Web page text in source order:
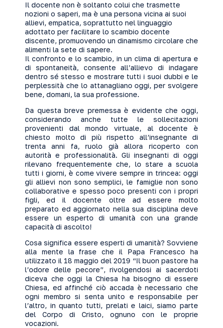
Il docente non è soltanto colui che trasmette
nozioni o saperi, ma è una persona vicina ai suoi
allievi, empatica, soprattutto nel linguaggio
adottato per facilitare lo scambio docente
discente, promuovendo un dinamismo circolare che
alimenti la sete di sapere.
Il confronto e lo scambio, in un clima di apertura e
di spontaneità, consente all’allievo di indagare
dentro sé stesso e mostrare tutti i suoi dubbi e le
perplessità che lo attanagliano oggi, per svolgere
bene, domani, la sua professione.
Da questa breve premessa è evidente che oggi,
considerando anche tutte le sollecitazioni
provenienti dal mondo virtuale, al docente è
chiesto molto di più rispetto all’insegnante di
trenta anni fa, ruolo già allora ricoperto con
autorità e professionalità. Gli insegnanti di oggi
rilevano frequentemente che, lo stare a scuola
tutti i giorni, è come vivere sempre in trincea: oggi
gli allievi non sono semplici, le famiglie non sono
collaborative e spesso poco presenti con i propri
figli, ed il docente oltre ad essere molto
preparato ed aggiornato nella sua disciplina deve
essere un esperto di umanità con una grande
capacità di ascolto!
Cosa significa essere esperti di umanità? Sovviene
alla mente la frase che il Papa Francesco ha
utilizzato il 18 maggio del 2019 “Il buon pastore ha
l’odore delle pecore”, rivolgendosi ai sacerdoti
diceva che oggi la Chiesa ha bisogno di essere
Chiesa, ed affinché ciò accada è necessario che
ogni membro si senta unito e responsabile per
l’altro, in quanto tutti, prelati e laici, siamo parte
del Corpo di Cristo, ognuno con le proprie
vocazioni.